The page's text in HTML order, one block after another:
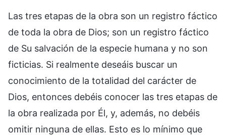
Las tres etapas de la obra son un registro fáctico
de toda la obra de Dios; son un registro fáctico
de Su salvación de la especie humana y no son
ficticias. Si realmente deseáis buscar un
conocimiento de la totalidad del carácter de
Dios, entonces debéis conocer las tres etapas de
la obra realizada por Él, y, además, no debéis
omitir ninguna de ellas. Esto es lo mínimo que